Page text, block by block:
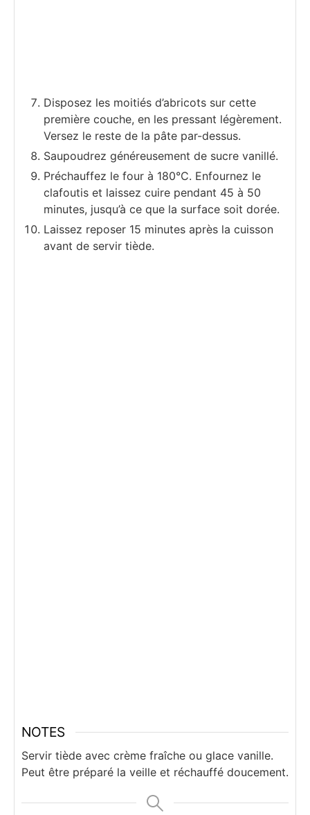
Disposez les moitiés d’abricots sur cette
première couche, en les pressant légèrement.
Versez le reste de la pâte par-dessus.
Saupoudrez généreusement de sucre vanillé.
Préchauffez le four à 180°C. Enfournez le
clafoutis et laissez cuire pendant 45 à 50
minutes, jusqu’à ce que la surface soit dorée.
Laissez reposer 15 minutes après la cuisson
avant de servir tiède.
NOTES
Servir tiède avec crème fraîche ou glace vanille.
Peut être préparé la veille et réchauffé doucement.